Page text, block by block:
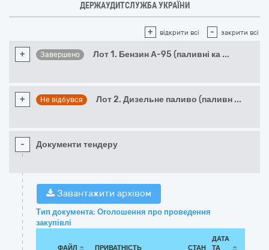
ДЕРЖАУДИТСЛУЖБА УКРАЇНИ
+ відкрити всі - закрити всі
+ Завершено Лот 1. Бензин А-95 (паливні ка ...
+ Не відбувся Лот 2. Дизельне паливо (паливн ...
- Документи тендеру
Завантажити архівом
Тип документа: Оголошення про проведення
закупівлі
ФАЙЛ ПРИВАТНІСТЬ СТАН
ДАТА
ТА